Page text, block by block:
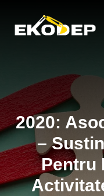
conținut
2020:
–
Pentru